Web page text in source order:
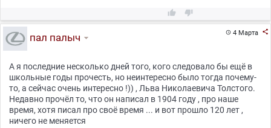
 
4 Марта 
пал палыч
А я последние несколько дней того, кого следовало бы ещё в
школьные годы прочесть, но неинтересно было тогда почему-
то, а сейчас очень интересно !)) , Льва Николаевича Толстого.
Недавно прочёл то, что он написал в 1904 году , про наше
время, хотя писал про своё время ... и вот прошло 120 лет ,
ничего не меняется